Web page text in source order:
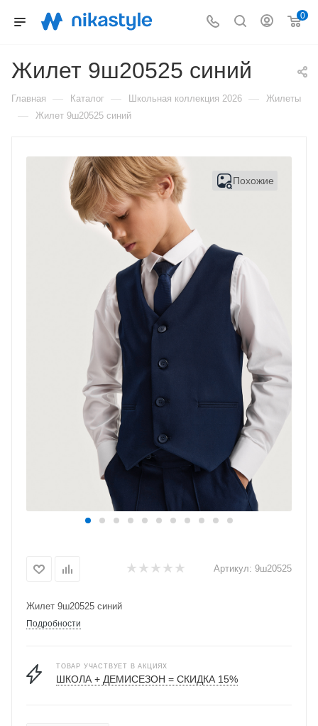
0
Жилет 9ш20525 синий
Главная — Каталог — Школьная коллекция 2026 — Жилеты
— Жилет 9ш20525 синий
Похожие
Артикул: 9ш20525
Жилет 9ш20525 синий
Подробности
ТОВАР УЧАСТВУЕТ В АКЦИЯХ
ШКОЛА + ДЕМИСЕЗОН = СКИДКА 15%